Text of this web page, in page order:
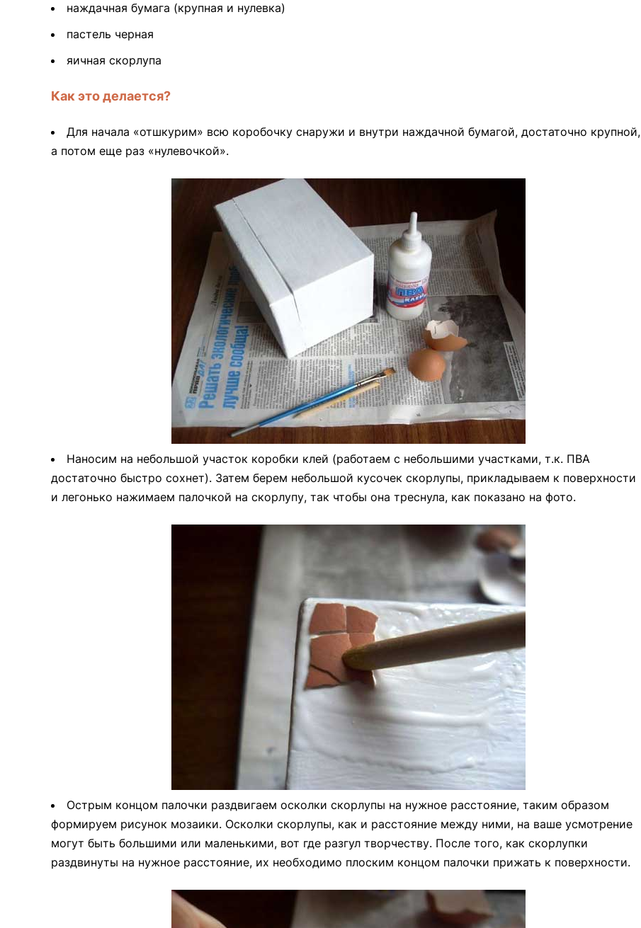
наждачная бумага (крупная и нулевка)
пастель черная
яичная скорлупа
Как это делается?
Для начала «отшкурим» всю коробочку снаружи и внутри наждачной бумагой, достаточно крупной,
а потом еще раз «нулевочкой».
Наносим на небольшой участок коробки клей (работаем с небольшими участками, т.к. ПВА
достаточно быстро сохнет). Затем берем небольшой кусочек скорлупы, прикладываем к поверхности
и легонько нажимаем палочкой на скорлупу, так чтобы она треснула, как показано на фото.
Острым концом палочки раздвигаем осколки скорлупы на нужное расстояние, таким образом
формируем рисунок мозаики. Осколки скорлупы, как и расстояние между ними, на ваше усмотрение
могут быть большими или маленькими, вот где разгул творчеству. После того, как скорлупки
раздвинуты на нужное расстояние, их необходимо плоским концом палочки прижать к поверхности.